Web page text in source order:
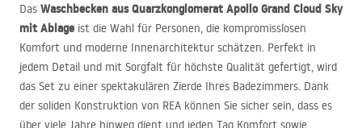
Das Waschbecken aus Quarzkonglomerat Apollo Grand Cloud Sky
mit Ablage ist die Wahl für Personen, die kompromisslosen
Komfort und moderne Innenarchitektur schätzen. Perfekt in
jedem Detail und mit Sorgfalt für höchste Qualität gefertigt, wird
das Set zu einer spektakulären Zierde Ihres Badezimmers. Dank
der soliden Konstruktion von REA können Sie sicher sein, dass es
über viele Jahre hinweg dient und jeden Tag Komfort sowie